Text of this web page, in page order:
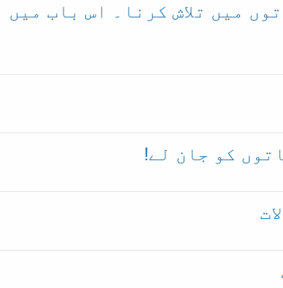
میں تلاش کرنا۔ اس باب میں
کو جان لے!